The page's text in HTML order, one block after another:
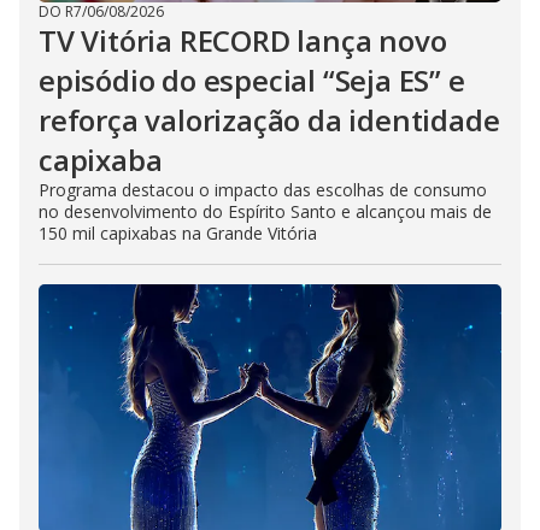
DO R7/06/08/2026
TV Vitória RECORD lança novo
episódio do especial “Seja ES” e
reforça valorização da identidade
capixaba
Programa destacou o impacto das escolhas de consumo
no desenvolvimento do Espírito Santo e alcançou mais de
150 mil capixabas na Grande Vitória